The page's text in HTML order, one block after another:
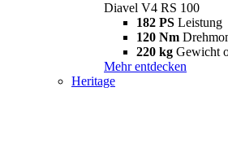
Diavel V4 RS 100
182 PS Leistung
120 Nm
220 kg Gewicht
Mehr entdecken
Heritage